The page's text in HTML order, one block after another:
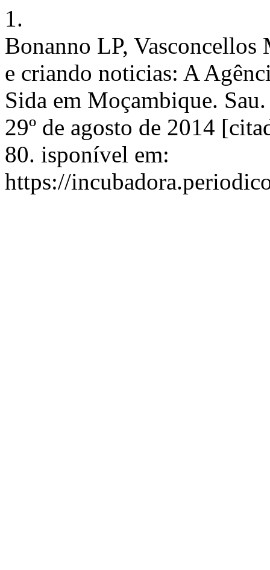
1.
Bonanno LP, Vasconcellos
e criando noticias: A
Sida em Moçambique.
29º de agosto de 2014
80. isponível em:
https://